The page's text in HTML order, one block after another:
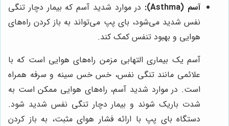
آسم (Asthma):
در موارد شدید آسم که بیمار دچار تنگی
نفس شدید می‌شود، بای پپ می‌تواند به باز کردن راه‌های
هوایی و بهبود تنفس کمک کند.
آسم یک بیماری التهابی مزمن راه‌های هوایی است که با
علائمی مانند تنگی نفس، خس خس سینه و سرفه همراه
است. در موارد شدید آسم، راه‌های هوایی ممکن است به
شدت باریک شوند و بیمار دچار تنگی نفس شدید شود.
دستگاه بای پپ با ارائه فشار هوای مثبت، به باز کردن